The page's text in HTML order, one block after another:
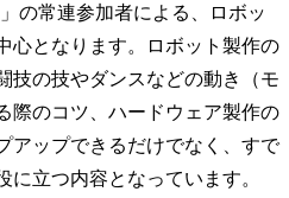
の常連参加者による、ロボッ
心となります。ロボット製作の
技の技やダンスなどの動き（モ
際のコツ、ハードウェア製作の
アップできるだけでなく、すで
立つ内容となっています。